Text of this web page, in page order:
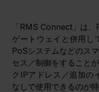
「RMS Connect」は
ゲートウェイと併用し
PoSシステムなどのス
セス／制御をすること
クIPアドレス／追加の
なしで使用できるのが特